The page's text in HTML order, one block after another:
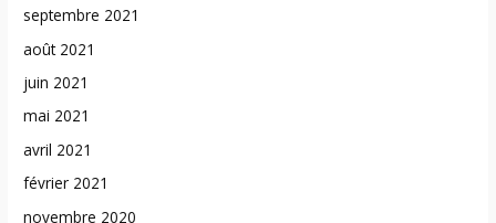
septembre 2021
août 2021
juin 2021
mai 2021
avril 2021
février 2021
novembre 2020